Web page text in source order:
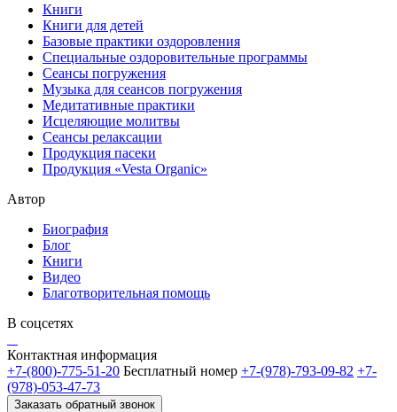
Книги
Книги для детей
Базовые практики оздоровления
Специальные оздоровительные программы
Сеансы погружения
Музыка для сеансов погружения
Медитативные практики
Исцеляющие молитвы
Сеансы релаксации
Продукция пасеки
Продукция «Vesta Organic»
Автор
Биография
Блог
Книги
Видео
Благотворительная помощь
В соцсетях
Контактная информация
+7-(800)-775-51-20 Бесплатный номер +7-(978)-793-09-82 +7-
(978)-053-47-73
Заказать обратный звонок